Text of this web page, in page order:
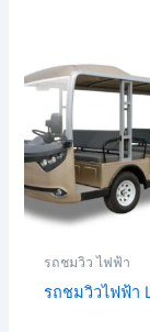
รถชมวิว ไฟฟ้า
รถชมวิวไฟฟ้า